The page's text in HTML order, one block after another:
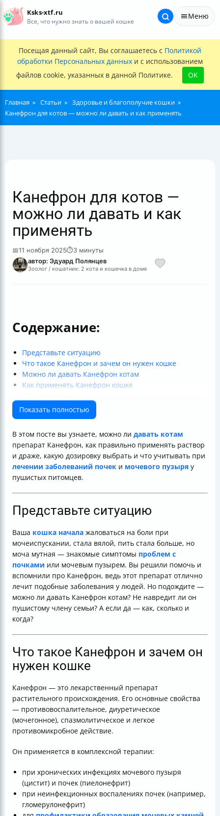
Ksks-xtf.ru
Все, что нужно знать о вашей кошке
Меню
Посещая данный сайт, Вы соглашаетесь с Политикой
обработки Персональных данных и с использованием
файлов cookie, указанных в данной Политике.
OK
Главная Статьи
Здоровье и благополучие кошки
Канефрон для котов — можно ли давать и как применять
Канефрон для котов —
можно ли давать и как
применять
📅11 ноября 2025⏱3 минуты
автор: Эдуард Полянцев
Зоолог / кошатник: 2 кота и кошечка в доме
Содержание:
Представьте ситуацию
Что такое Канефрон и зачем он нужен кошке
Можно ли давать Канефрон котам
Как применять Канефрон кошке
Что еще важно знать
Немного о составе и эффективности
Полезные ссылки
Показать полностью
В этом посте вы узнаете, можно ли давать котам
препарат Канефрон, как правильно применять раствор
и драже, какую дозировку выбрать и что учитывать при
лечении заболеваний почек и мочевого пузыря у
пушистых питомцев.
Представьте ситуацию
Ваша кошка начала жаловаться на боли при
мочеиспускании, стала вялой, пить стала больше, но
моча мутная — знакомые симптомы проблем с
почками или мочевым пузырем. Вы решили помочь и
вспомнили про Канефрон, ведь этот препарат отлично
лечит подобные заболевания у людей. Но подождите —
можно ли давать Канефрон котам? Не навредит ли он
пушистому члену семьи? А если да — как, сколько и
когда?
Что такое Канефрон и зачем он
нужен кошке
Канефрон — это лекарственный препарат
растительного происхождения. Его основные свойства
— противовоспалительное, диуретическое
(мочегонное), спазмолитическое и легкое
противомикробное действие.
Он применяется в комплексной терапии:
при хронических инфекциях мочевого пузыря
(цистит) и почек (пиелонефрит)
при неинфекционных воспалениях почек (например,
гломерулонефрит)